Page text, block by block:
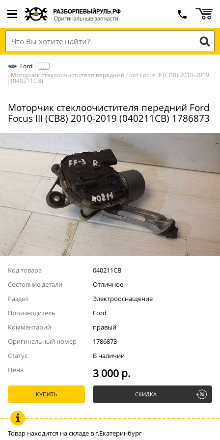
Ford
Моторчик стеклоочистителя передний Ford Focus III (CB8) 2010-2019
(040211СВ)
Моторчик стеклоочистителя передний Ford
Focus III (CB8) 2010-2019 (040211СВ) 1786873
Код товара
040211СВ
Состояние детали
Отличное
Раздел
Электрооснащение
Производитель
Ford
Комментарий
правый
Оригинальный номер
1786873
Статус
В наличии
Цена
3 000 р.
КУПИТЬ СКИДКА
Товар находится на складе в г.Екатеринбург